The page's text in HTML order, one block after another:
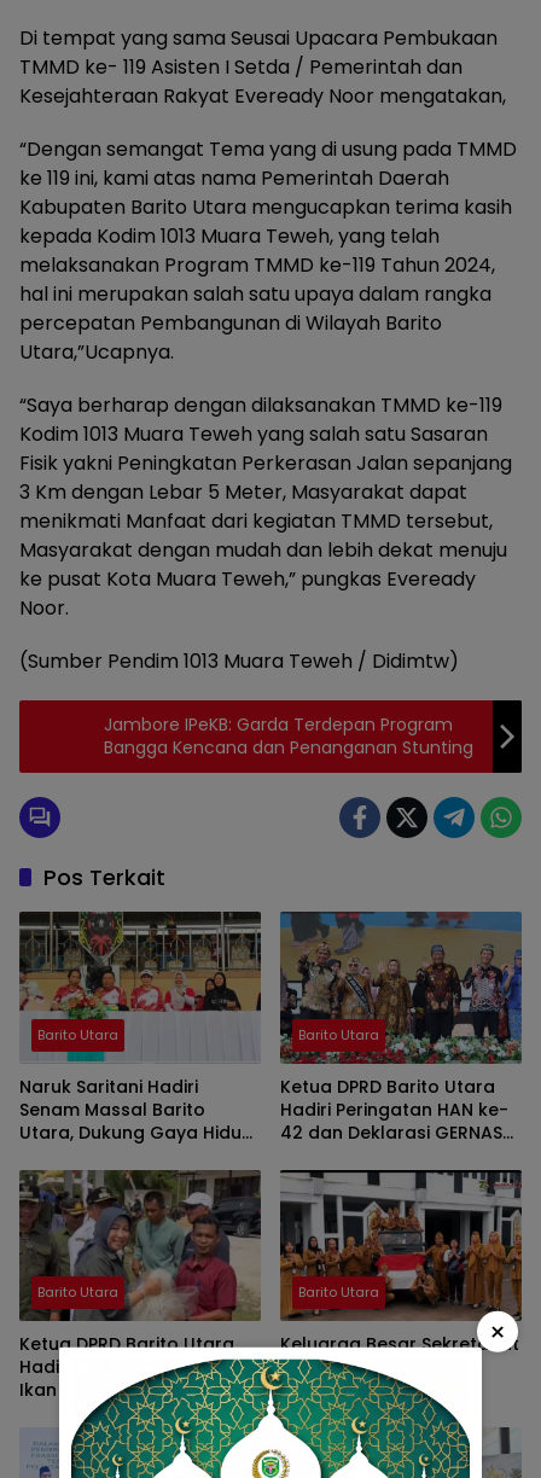
Di tempat yang sama Seusai Upacara Pembukaan
TMMD ke- 119 Asisten I Setda / Pemerintah dan
Kesejahteraan Rakyat Eveready Noor mengatakan,
“Dengan semangat Tema yang di usung pada TMMD
ke 119 ini, kami atas nama Pemerintah Daerah
Kabupaten Barito Utara mengucapkan terima kasih
kepada Kodim 1013 Muara Teweh, yang telah
melaksanakan Program TMMD ke-119 Tahun 2024,
hal ini merupakan salah satu upaya dalam rangka
percepatan Pembangunan di Wilayah Barito
Utara,”Ucapnya.
“Saya berharap dengan dilaksanakan TMMD ke-119
Kodim 1013 Muara Teweh yang salah satu Sasaran
Fisik yakni Peningkatan Perkerasan Jalan sepanjang
3 Km dengan Lebar 5 Meter, Masyarakat dapat
menikmati Manfaat dari kegiatan TMMD tersebut,
Masyarakat dengan mudah dan lebih dekat menuju
ke pusat Kota Muara Teweh,” pungkas Eveready
Noor.
(Sumber Pendim 1013 Muara Teweh / Didimtw)
Jambore IPeKB: Garda Terdepan Program
Bangga Kencana dan Penanganan Stunting
Pos Terkait
Barito Utara
Naruk Saritani Hadiri
Senam Massal Barito
Utara, Dukung Gaya Hidup
Kebersamaan
Barito Utara
Ketua DPRD Barito Utara
Hadiri Peringatan HAN ke-
42 dan Deklarasi GERNAS
Barito Utara
Ketua DPRD Barito Utara
Hadiri Restocking Benih
Ikan dan Gerakan Pangan
Murah di Dam Trinsing
Barito Utara
Keluarga Besar Sekretariat
DPRD Barito Utara
Sampaikan Ucapan
Selamat Ulang Tahun ke-
55 kepada Bupati H.
Shalahuddin
×